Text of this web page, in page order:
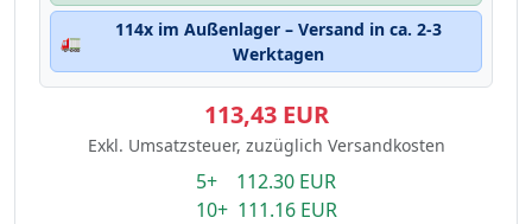
🚛
114x im Außenlager – Versand in ca. 2-3
Werktagen
113,43 EUR
Exkl. Umsatzsteuer, zuzüglich Versandkosten
5+ 112.30 EUR
10+ 111.16 EUR